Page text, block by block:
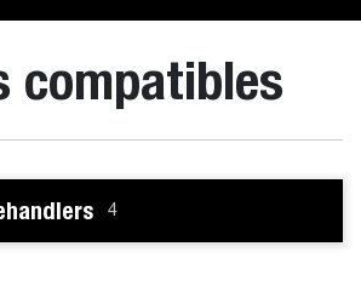
compatibles
4